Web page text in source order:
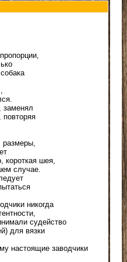
заменял
размеры,
короткая шея,
случае.
никогда
судейство
для вязки
настоящие заводчики